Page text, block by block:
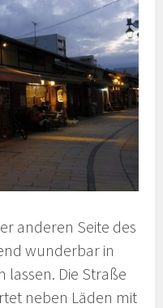
anderen Seite des
wunderbar in
lassen. Die Straße
neben Läden mit